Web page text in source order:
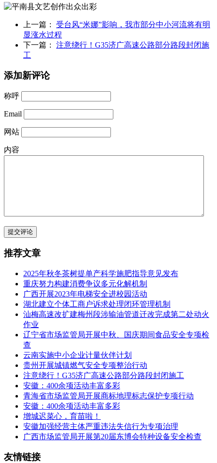
上一篇： 受台风“米娜”影响，我市部分中小河流将有明
显涨水过程
下一篇： 注意绕行！G35济广高速公路部分路段封闭施
工
添加新评论
称呼
Email
网站
内容
提交评论
推荐文章
2025年秋冬茶树提单产科学施肥指导意见发布
重庆努力构建消费争议多元化解机制
广西开展2023年电梯安全进校园活动
湖北建立个体工商户诉求处理闭环管理机制
汕梅高速改扩建梅州段涉输油管道迁改完成第二处动火
作业
辽宁省市场监管局开展中秋、国庆期间食品安全专项检
查
云南实施中小企业计量伙伴计划
贵州开展城镇燃气安全专项整治行动
注意绕行！G35济广高速公路部分路段封闭施工
安徽：400余项活动丰富多彩
青海省市场监管局开展商标地理标志保护专项行动
安徽：400余项活动丰富多彩
增城迟菜心，育苗啦！
安徽加强经营主体严重违法失信行为专项治理
广西市场监管局开展第20届东博会特种设备安全检查
友情链接